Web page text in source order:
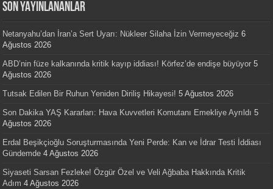
SON YAYINLANANLAR
Netanyahu’dan İran’a Sert Uyarı: Nükleer Silaha İzin Vermeyeceğiz 6
Ağustos 2026
ABD’nin füze kalkanında kritik kayıp iddiası! Körfez’de endişe büyüyor 5
Ağustos 2026
Tutsak Edilen Bir Ruhun Yeniden Diriliş Hikayesi! 5 Ağustos 2026
Son Dakika YAŞ Kararları: Hava Kuvvetleri Komutanı Emekliye Ayrıldı 5
Ağustos 2026
Erdal Beşikçioğlu Soruşturmasında Yeni Perde: Kan ve İdrar Testi İddiası
Gündemde 4 Ağustos 2026
Siyaseti Sarsan Fezleke! Özgür Özel ve Veli Ağbaba Hakkında Kritik
Adım 4 Ağustos 2026